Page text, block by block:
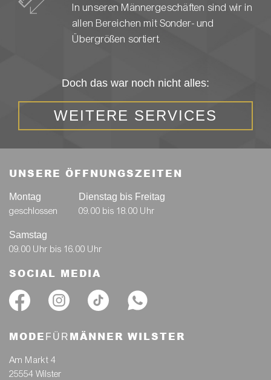
In unseren Männergeschäften sind wir in
allen Bereichen mit Sonder- und
Übergrößen sortiert.
Doch das war noch nicht alles:
WEITERE SERVICES
UNSERE ÖFFNUNGSZEITEN
Montag
geschlossen
Dienstag bis Freitag
09.00 bis 18.00 Uhr
Samstag
09.00 Uhr bis 16.00 Uhr
SOCIAL MEDIA
MODE FÜR MÄNNER WILSTER
Am Markt 4
25554 Wilster